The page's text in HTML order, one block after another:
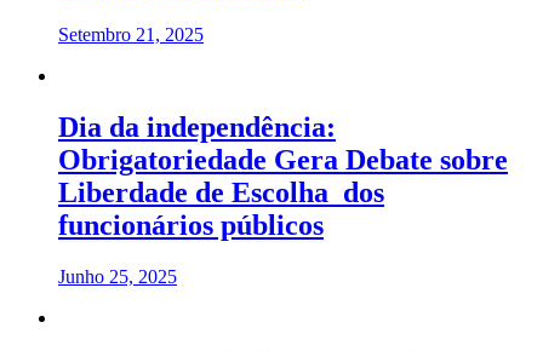
Setembro 21, 2025
Dia da independência:
Obrigatoriedade Gera Debate sobre
Liberdade de Escolha dos
funcionários públicos
Junho 25, 2025